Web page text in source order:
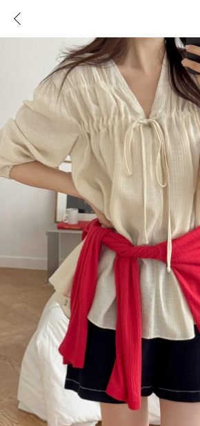
로그인
리뷰 & 혜택 플러스핏
CATEGORY
도착보장⚡
인플루언서 pick!
MADE
세트할인 ~30%
하객룩
살안타템
ALL
익스클
아우터
티셔츠
니트
블라우
팬츠